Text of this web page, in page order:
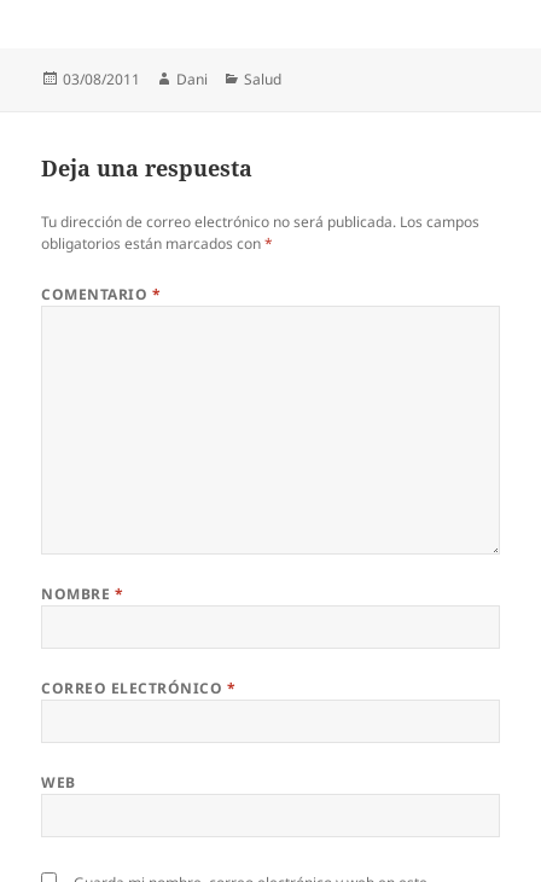
Publicado
03/08/2011 Autor
Dani Categorías
Salud
Deja una respuesta
Tu dirección de correo electrónico no será publicada. Los campos
obligatorios están marcados con*
COMENTARIO *
NOMBRE *
CORREO ELECTRÓNICO *
WEB